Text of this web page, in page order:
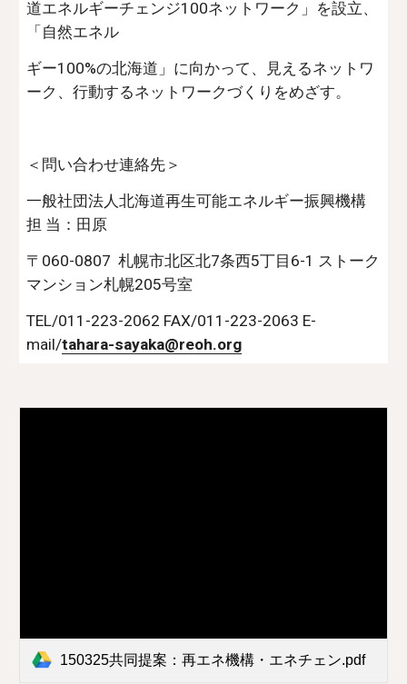
道エネルギーチェンジ100ネットワーク」を設立、
「自然エネル
ギー100%の北海道」に向かって、見えるネットワ
ーク、行動するネットワークづくりをめざす。
＜問い合わせ連絡先＞
一般社団法人北海道再生可能エネルギー振興機構
担 当：田原
〒060-0807  札幌市北区北7条西5丁目6-1 ストーク
マンション札幌205号室
TEL/011-223-2062 FAX/011-223-2063 E-
mail/tahara-sayaka@reoh.org
150325共同提案：再エネ機構・エネチェン.pdf